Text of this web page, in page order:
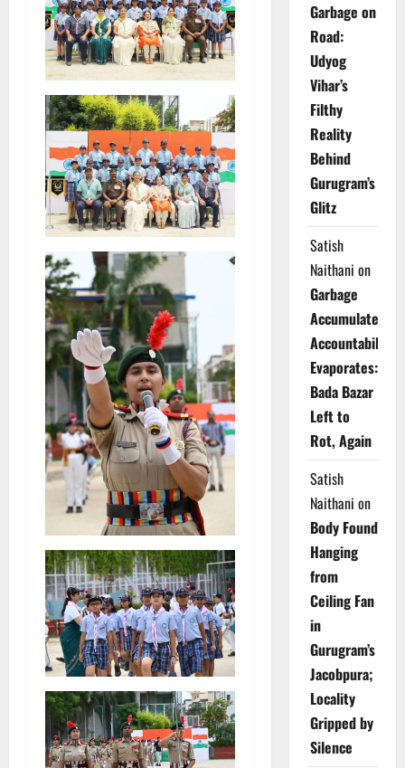
Garbage on
Road:
Udyog
Vihar’s
Filthy
Reality
Behind
Gurugram’s
Glitz
Satish
Naithani on
Garbage
Accumulates,
Accountability
Evaporates:
Bada Bazar
Left to
Rot, Again
Satish
Naithani on
Body Found
Hanging
from
Ceiling Fan
in
Gurugram’s
Jacobpura;
Locality
Gripped by
Silence